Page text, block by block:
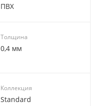
ПВХ
Толщина
0,4 мм
Коллекция
Standard